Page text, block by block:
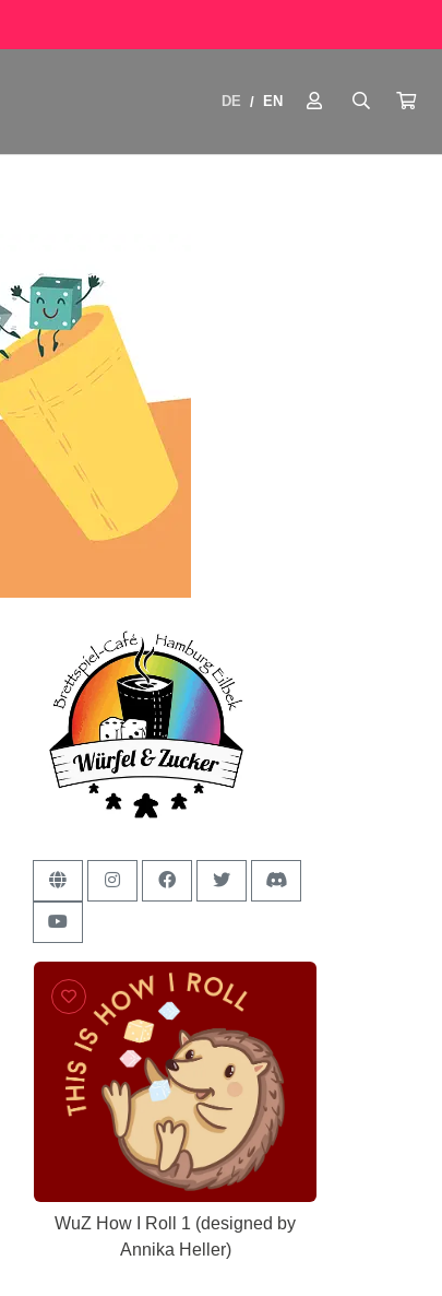
DE / EN
WuZ How I Roll 1 (designed by
Annika Heller)